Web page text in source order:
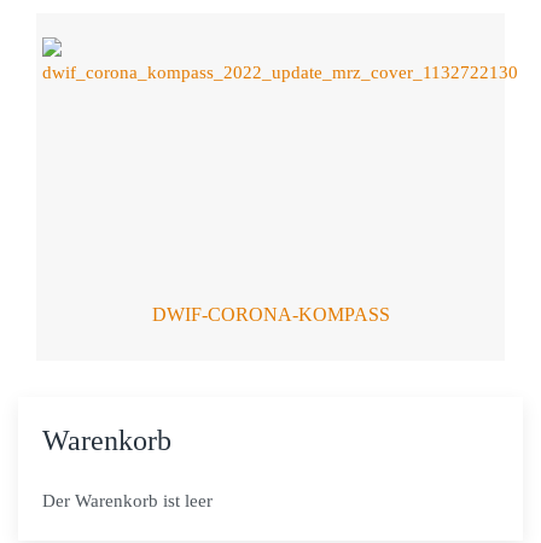
DWIF-CORONA-KOMPASS
Warenkorb
Der Warenkorb ist leer